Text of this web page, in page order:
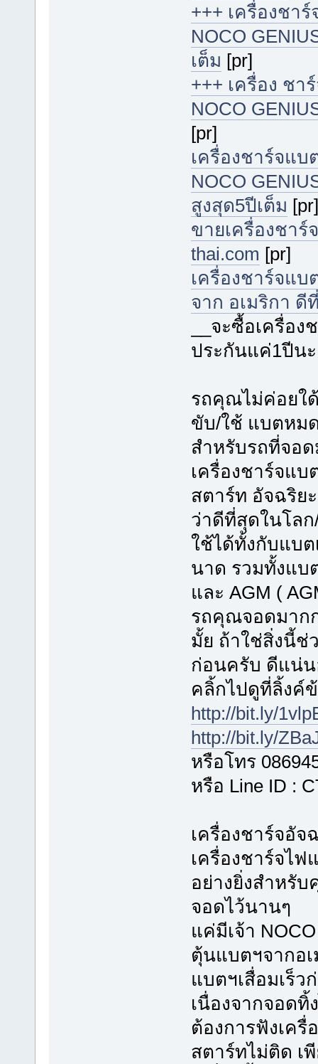
+++ เครื่องชา
NOCO
เต็ม [pr]
+++ เครื่อง ช
NOCO
[pr]
เครื่องชาร์จแ
NOCO
สูงสุด5ปีเต็ม [pr]
ขายเครื่องชา
thai.com [pr]
เครื่องชาร์จแบ
จาก อเมริกา
__จะซื้อเครื่อ
ประกันแค่1ปีน
รถคุณไม่ค่อยใ
ขับ/ใช้ แบตหม
สำหรับรถที่จอ
เครื่องชาร์จแ
สตาร์ท อัจฉริย
ว่าดีที่สุดในโล
ใช้ได้ทั้งกับแบ
นาด รวมทั้งแบ
และ AGM (
รถคุณจอดมาก
มั้ย ถ้าใช่สิ่งนี้
ก่อนครับ ดีแน่
คลิ้กไปดูที่ลิ้งค์
http://bit.ly/
http://bit.ly/
หรือโทร
หรือ Line ID :
เครื่องชาร์จอัจ
เครื่องชาร์จไ
อย่างยิ่งสำหรั
จอดไว้นานๆ
แค่มีเจ้า
ตุ้นแบตฯจากอ
แบตฯเสื่อมเร็
เนื่องจากจอดทิ้
ต้องการฟังเครื่
สตาร์ทไม่ติด เ